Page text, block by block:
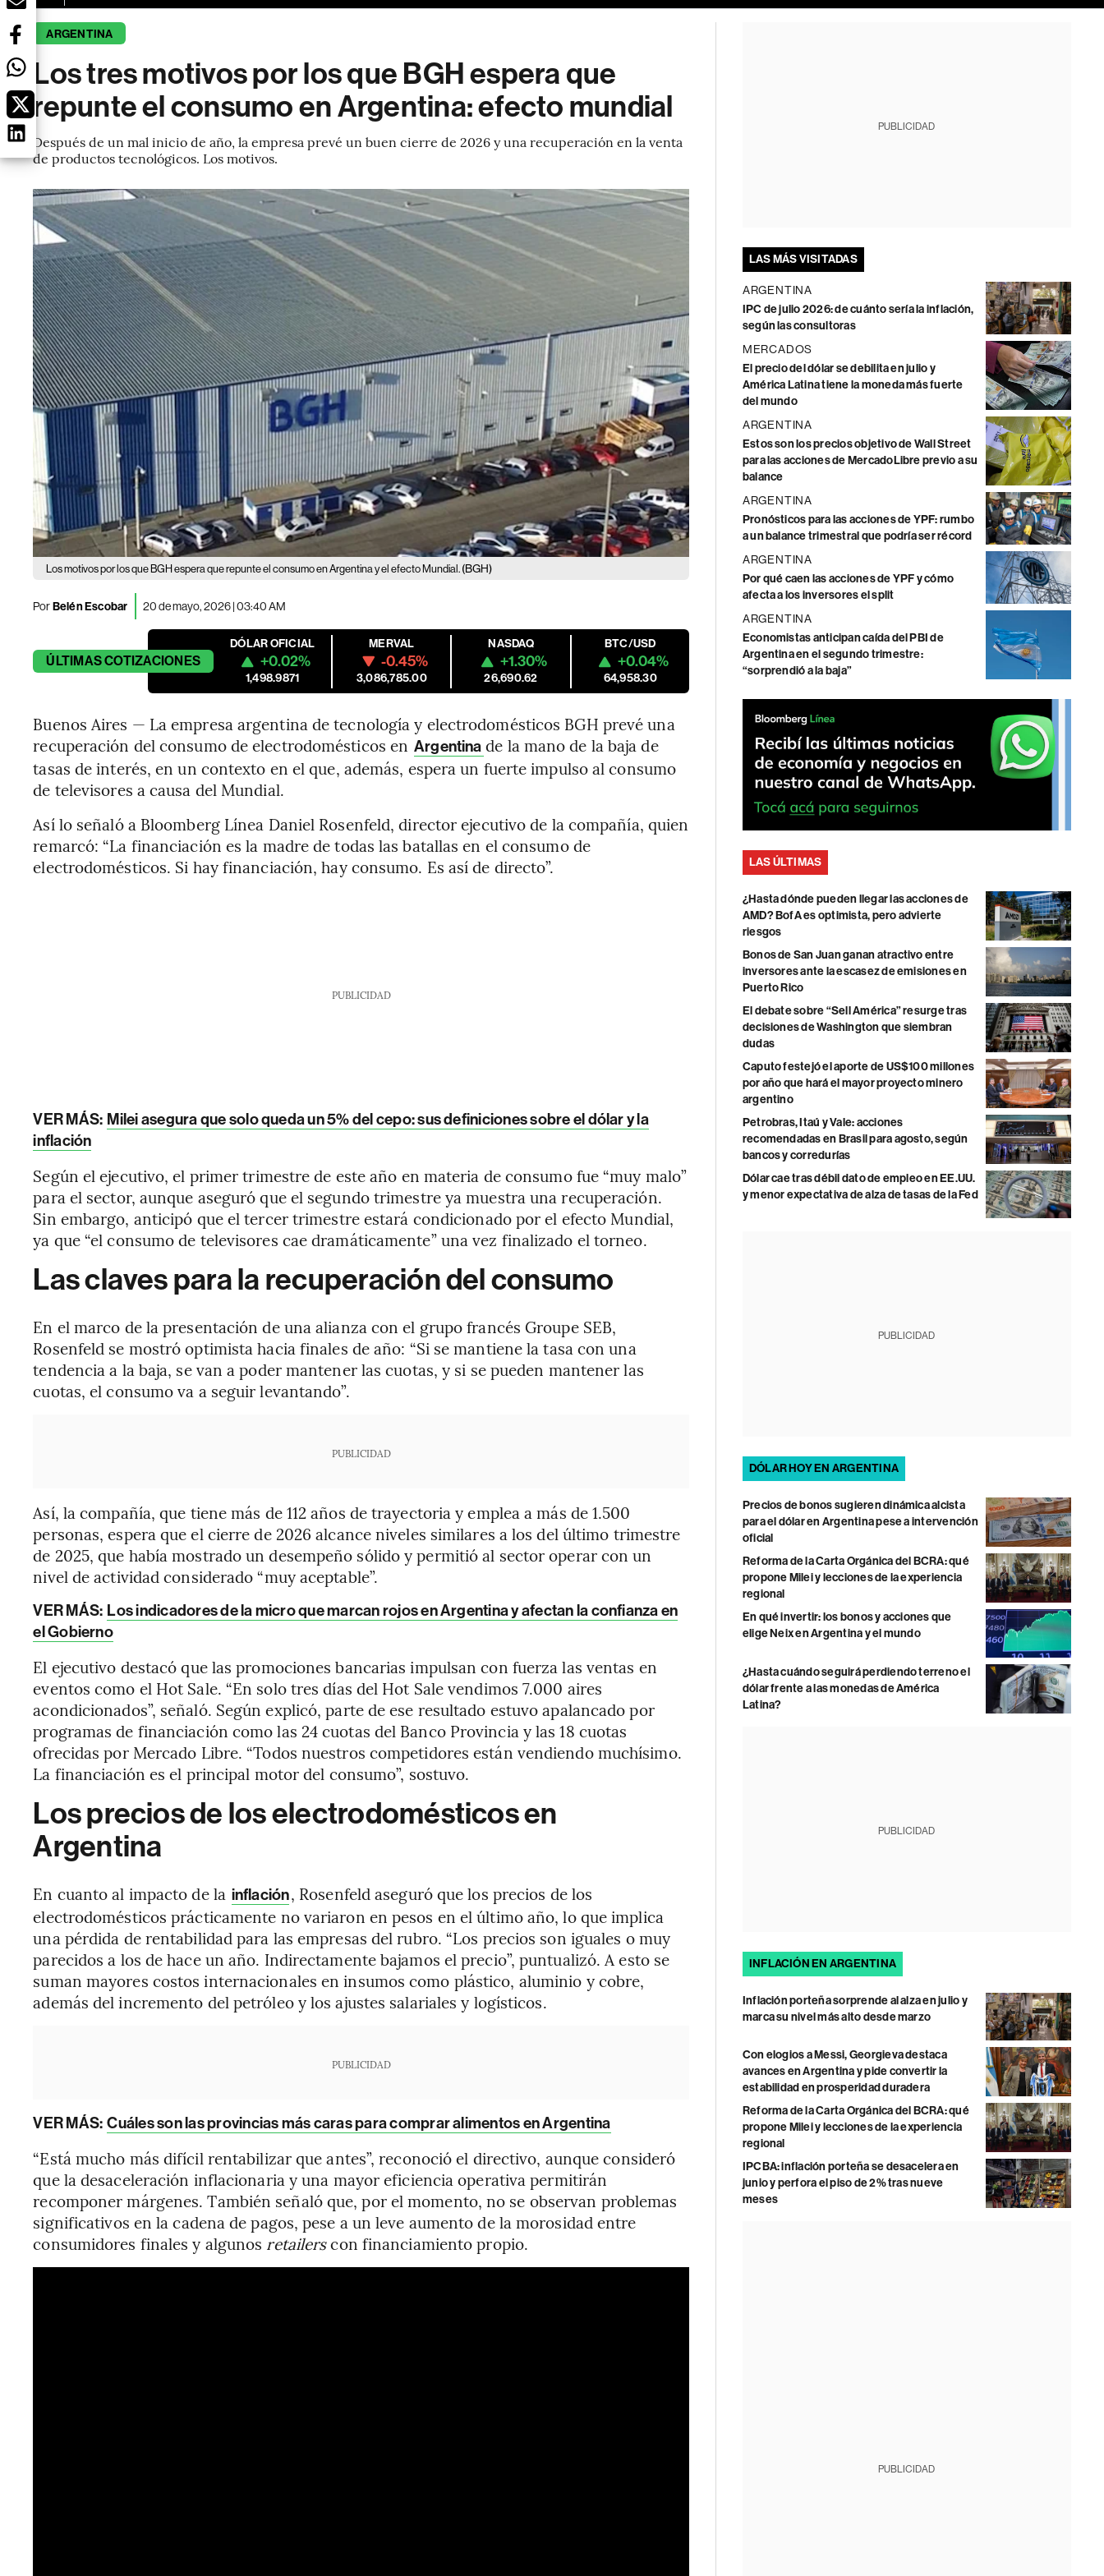
ARGENTINA
Los tres motivos por los que BGH espera que
repunte el consumo en Argentina: efecto mundial
Después de un mal inicio de año, la empresa prevé un buen cierre de 2026 y una recuperación en la venta
de productos tecnológicos. Los motivos.
Los motivos por los que BGH espera que repunte el consumo en Argentina y el efecto Mundial. (BGH)
PorBelén Escobar 20 de mayo, 2026 | 03:40 AM
ÚLTIMASCOTIZACIONES
DÓLAR OFICIAL
+0.02%
1,498.9871
MERVAL
-0.45%
3,086,785.00
NASDAQ
+1.30%
26,690.62
BTC/USD
+0.04%
64,958.30
Buenos Aires — La empresa argentina de tecnología y electrodomésticos BGH prevé una
recuperación del consumo de electrodomésticos en Argentina de la mano de la baja de
tasas de interés, en un contexto en el que, además, espera un fuerte impulso al consumo
de televisores a causa del Mundial.
Así lo señaló a Bloomberg Línea Daniel Rosenfeld, director ejecutivo de la compañía, quien
remarcó: “La financiación es la madre de todas las batallas en el consumo de
electrodomésticos. Si hay financiación, hay consumo. Es así de directo”.
PUBLICIDAD
VER MÁS: Milei asegura que solo queda un 5% del cepo: sus definiciones sobre el dólar y la
inflación
Según el ejecutivo, el primer trimestre de este año en materia de consumo fue “muy malo”
para el sector, aunque aseguró que el segundo trimestre ya muestra una recuperación.
Sin embargo, anticipó que el tercer trimestre estará condicionado por el efecto Mundial,
ya que “el consumo de televisores cae dramáticamente” una vez finalizado el torneo.
Las claves para la recuperación del consumo
En el marco de la presentación de una alianza con el grupo francés Groupe SEB,
Rosenfeld se mostró optimista hacia finales de año: “Si se mantiene la tasa con una
tendencia a la baja, se van a poder mantener las cuotas, y si se pueden mantener las
cuotas, el consumo va a seguir levantando”.
PUBLICIDAD
Así, la compañía, que tiene más de 112 años de trayectoria y emplea a más de 1.500
personas, espera que el cierre de 2026 alcance niveles similares a los del último trimestre
de 2025, que había mostrado un desempeño sólido y permitió al sector operar con un
nivel de actividad considerado “muy aceptable”.
VER MÁS: Los indicadores de la micro que marcan rojos en Argentina y afectan la confianza en
el Gobierno
El ejecutivo destacó que las promociones bancarias impulsan con fuerza las ventas en
eventos como el Hot Sale. “En solo tres días del Hot Sale vendimos 7.000 aires
acondicionados”, señaló. Según explicó, parte de ese resultado estuvo apalancado por
programas de financiación como las 24 cuotas del Banco Provincia y las 18 cuotas
ofrecidas por Mercado Libre. “Todos nuestros competidores están vendiendo muchísimo.
La financiación es el principal motor del consumo”, sostuvo.
Los precios de los electrodomésticos en
Argentina
En cuanto al impacto de la inflación, Rosenfeld aseguró que los precios de los
electrodomésticos prácticamente no variaron en pesos en el último año, lo que implica
una pérdida de rentabilidad para las empresas del rubro. “Los precios son iguales o muy
parecidos a los de hace un año. Indirectamente bajamos el precio”, puntualizó. A esto se
suman mayores costos internacionales en insumos como plástico, aluminio y cobre,
además del incremento del petróleo y los ajustes salariales y logísticos.
PUBLICIDAD
VER MÁS: Cuáles son las provincias más caras para comprar alimentos en Argentina
“Está mucho más difícil rentabilizar que antes”, reconoció el directivo, aunque consideró
que la desaceleración inflacionaria y una mayor eficiencia operativa permitirán
recomponer márgenes. También señaló que, por el momento, no se observan problemas
significativos en la cadena de pagos, pese a un leve aumento de la morosidad entre
consumidores finales y algunos retailerscon financiamiento propio.
PUBLICIDAD
LAS MÁS VISITADAS
ARGENTINA
IPC de julio 2026: de cuánto sería la inflación,
según las consultoras
MERCADOS
El precio del dólar se debilita en julio y
América Latina tiene la moneda más fuerte
del mundo
ARGENTINA
Estos son los precios objetivo de Wall Street
para las acciones de MercadoLibre previo a su
balance
ARGENTINA
Pronósticos para las acciones de YPF: rumbo
a un balance trimestral que podría ser récord
ARGENTINA
Por qué caen las acciones de YPF y cómo
afecta a los inversores el split
ARGENTINA
Economistas anticipan caída del PBI de
Argentina en el segundo trimestre:
“sorprendió a la baja”
LAS ÚLTIMAS
¿Hasta dónde pueden llegar las acciones de
AMD? BofA es optimista, pero advierte
riesgos
Bonos de San Juan ganan atractivo entre
inversores ante la escasez de emisiones en
Puerto Rico
El debate sobre “Sell América” resurge tras
decisiones de Washington que siembran
dudas
Caputo festejó el aporte de US$100 millones
por año que hará el mayor proyecto minero
argentino
Petrobras, Itaú y Vale: acciones
recomendadas en Brasil para agosto, según
bancos y corredurías
Dólar cae tras débil dato de empleo en EE.UU.
y menor expectativa de alza de tasas de la Fed
PUBLICIDAD
DÓLAR HOY EN ARGENTINA
Precios de bonos sugieren dinámica alcista
para el dólar en Argentina pese a intervención
oficial
Reforma de la Carta Orgánica del BCRA: qué
propone Milei y lecciones de la experiencia
regional
En qué invertir: los bonos y acciones que
elige Neix en Argentina y el mundo
¿Hasta cuándo seguirá perdiendo terreno el
dólar frente a las monedas de América
Latina?
PUBLICIDAD
INFLACIÓN EN ARGENTINA
Inflación porteña sorprende al alza en julio y
marca su nivel más alto desde marzo
Con elogios a Messi, Georgieva destaca
avances en Argentina y pide convertir la
estabilidad en prosperidad duradera
Reforma de la Carta Orgánica del BCRA: qué
propone Milei y lecciones de la experiencia
regional
IPCBA: inflación porteña se desacelera en
junio y perfora el piso de 2% tras nueve
meses
PUBLICIDAD